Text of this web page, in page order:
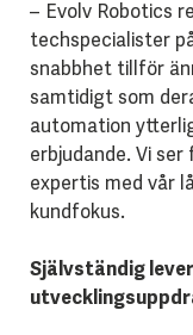
– Evolv Robotics
techspecialister
snabbhet tillför
samtidigt som
automation
erbjudande. Vi
expertis med vår
kundfokus.
Självständig